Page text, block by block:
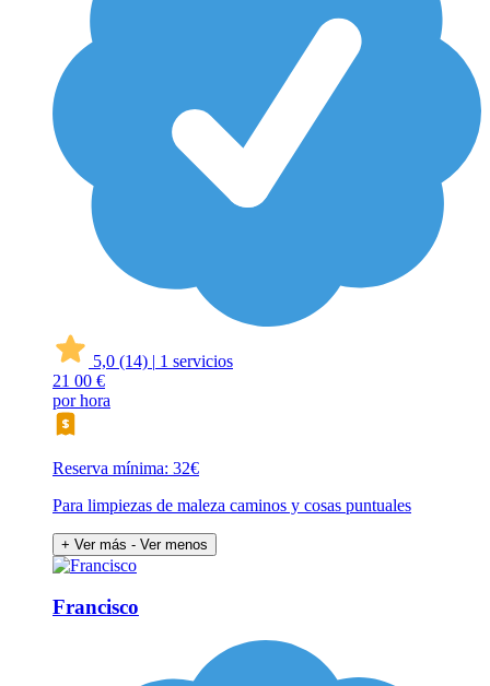
5,0 (14) | 1 servicios
21 00 €
por hora
Reserva mínima: 32€
Para limpiezas de maleza caminos y cosas puntuales
+ Ver más - Ver menos
Francisco